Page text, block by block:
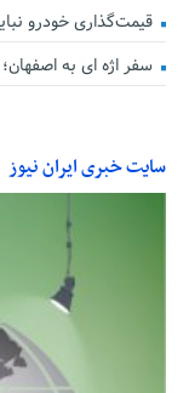
قیمت‌گذاری خودرو
سفر اژه ای به
سایت خبری ایران نیوز